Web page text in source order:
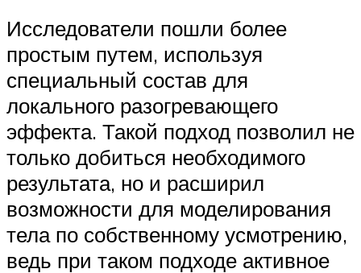
Исследователи пошли более
простым путем, используя
специальный состав для
локального разогревающего
эффекта. Такой подход позволил не
только добиться необходимого
результата, но и расширил
возможности для моделирования
тела по собственному усмотрению,
ведь при таком подходе активное